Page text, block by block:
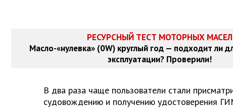
РЕСУРСНЫЙ ТЕСТ МОТОРНЫХ МАСЕЛ
Масло-«нулевка» (0W) круглый год — подходит ли
эксплуатации? Проверили!
В два раза чаще пользователи стали
судовождению и получению удостоверения